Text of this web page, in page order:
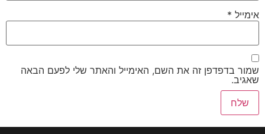
אימייל *
שמור בדפדפן זה את השם, האימייל והאתר שלי לפעם הבאה
שאגיב.